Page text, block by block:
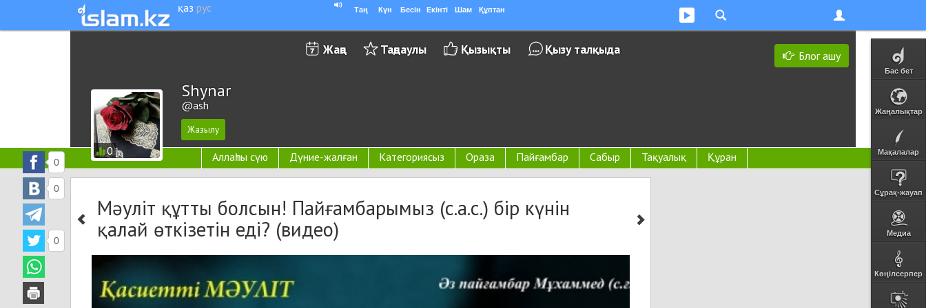
қаз рус Таң Күн Бесін Екінті Шам Құптан
Бас бет
Жаңалықтар
Мақалалар
Сұрақ-жауап
Медиа
Көңілсерпер
Блог ашу
Жаңа Таңдаулы Қызықты Қызу талқыда
0
Shynar
@ash
Аллаһты сүю Дүние-жалған Категориясыз Ораза Пайғамбар Сабыр Тақуалық Құран
Мәуліт құтты болсын! Пайғамбарымыз (с.а.с.) бір күнін
қалай өткізетін еді? (видео)
0
0
0